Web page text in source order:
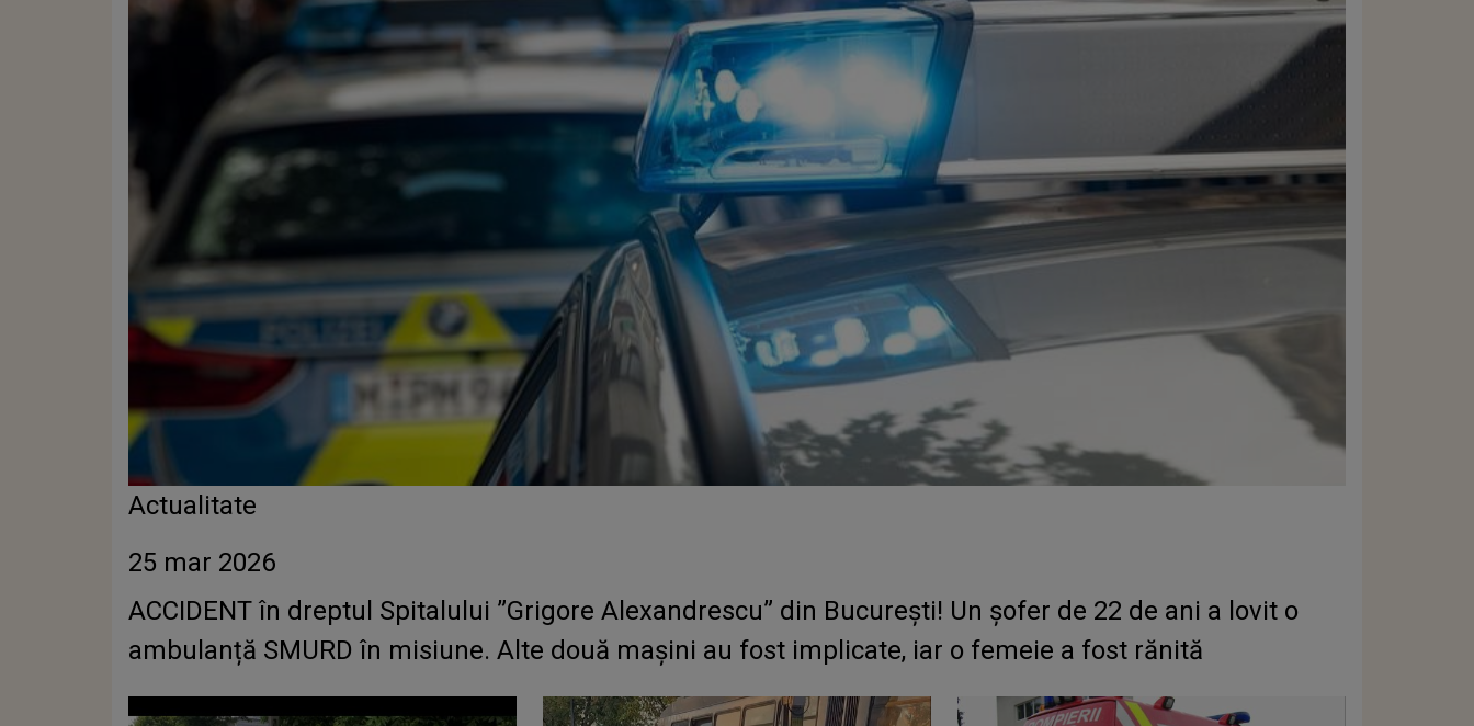
Actualitate
25 mar 2026
ACCIDENT în dreptul Spitalului ”Grigore Alexandrescu” din Bucureşti! Un șofer de 22 de ani a lovit o
ambulanță SMURD în misiune. Alte două mașini au fost implicate, iar o femeie a fost rănită